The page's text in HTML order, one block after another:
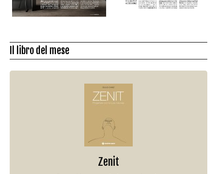
Il libro del mese
Zenit